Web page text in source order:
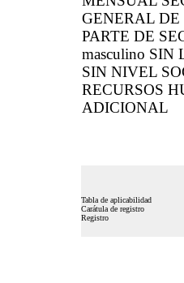
GENERAL
PARTE DE
masculino
SIN NIVEL
RECURSOS
ADICIONAL
Tabla de aplicabilidad
Carátula de registro
Registro